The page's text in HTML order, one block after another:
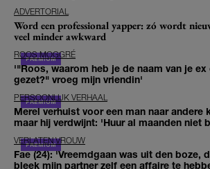
ADVERTORIAL
Word een professional yapper: zó wordt
veel minder awkward
ROOS MOGGRÉ
'"Roos, waarom heb je de naam van je
gezet?" vroeg mijn vriendin'
PERSOONLIJK VERHAAL
Merel verhuist voor een man naar andere
maar hij verdwijnt: 'Huur al maanden niet
VERLATEN VROUW
Fae (24): 'Vreemdgaan was uit den boze,
bleek mijn partner zelf een affaire te